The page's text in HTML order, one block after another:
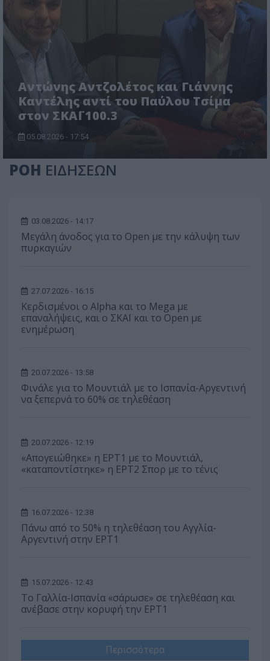
Αντώνης Αντζολέτος και Γιάννης
Καντέλης αντί του Παύλου Τσίμα
στον ΣΚΑΪ 100.3
05.08.2026 - 17:54
ΡΟΗ ΕΙΔΗΣΕΩΝ
03.08.2026 - 14:17
Μεγάλη άνοδος για το Open με την κάλυψη των
πυρκαγιών
27.07.2026 - 16:15
Κερδισμένοι ο Alpha και το Mega με
επαναλήψεις, και ο ΣΚΑΪ και το Open με
ενημέρωση
20.07.2026 - 13:58
Φινάλε για το Μουντιάλ με το Ισπανία-Αργεντινή
να ξεπερνά το 60% σε τηλεθέαση
20.07.2026 - 12:19
«Απογειώθηκε» η ΕΡΤ1 με το Μουντιάλ,
«καταποντίστηκε» η ΕΡΤ2 Σπορ με το τένις
16.07.2026 - 12:38
Πάνω από το 50% η τηλεθέαση του Αγγλία-
Αργεντινή στην ΕΡΤ1
15.07.2026 - 12:43
Το Γαλλία-Ισπανία «σάρωσε» σε τηλεθέαση και
ανέβασε στην κορυφή την ΕΡΤ1
Περισσότερα